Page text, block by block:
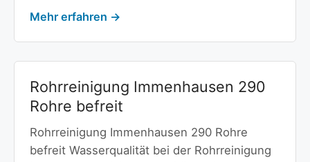
Mehr erfahren →
Rohrreinigung Immenhausen 290
Rohre befreit
Rohrreinigung Immenhausen 290 Rohre
befreit Wasserqualität bei der Rohrreinigung